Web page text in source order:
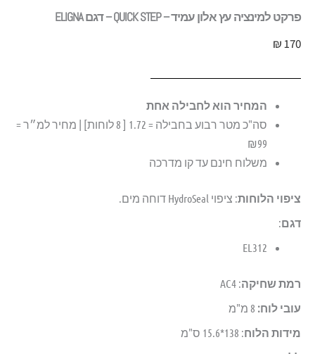
פרקט למינציה עץ אלון עמיד – QUICK STEP – דגם ELIGNA
₪170
המחיר הוא לחבילה אחת
סה"כ מטר רבוע בחבילה = 1.72 [ 8 לוחות] | מחיר למ״ר =
₪99
משלוח חינם עד קו מדרכה
ציפוי הלוחות: ציפוי HydroSeal דוחה מים.
דגם:
EL312
רמת שחיקה: AC4
עובי לוח:
מידות הלוח: 138*15.6 ס"מ